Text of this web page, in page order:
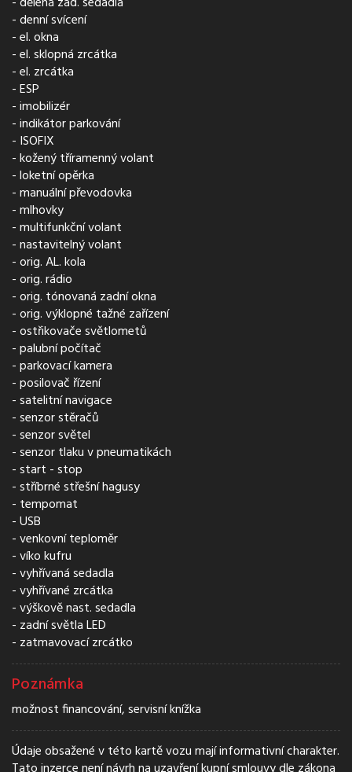
denní svícení
el. okna
el. sklopná zrcátka
el. zrcátka
ESP
imobilizér
indikátor parkování
ISOFIX
kožený tříramenný volant
loketní opěrka
manuální převodovka
mlhovky
multifunkční volant
nastavitelný volant
orig. AL. kola
orig. rádio
orig. tónovaná zadní okna
orig. výklopné tažné zařízení
ostřikovače světlometů
palubní počítač
parkovací kamera
posilovač řízení
satelitní navigace
senzor stěračů
senzor světel
senzor tlaku v pneumatikách
start - stop
stříbrné střešní hagusy
tempomat
USB
venkovní teploměr
víko kufru
vyhřívaná sedadla
vyhřívané zrcátka
výškově nast. sedadla
zadní světla LED
zatmavovací zrcátko
Poznámka
možnost financování, servisní knížka
Údaje obsažené v této kartě vozu mají informativní charakter.